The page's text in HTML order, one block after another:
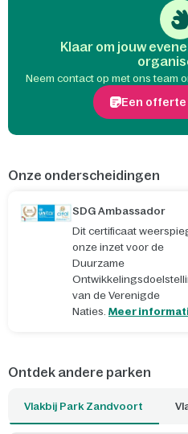
Klaar om jouw
Neem contact op met ons team
Een
Onze onderscheidingen
SDG Ambassador
Dit certificaat
onze inzet voor de
Duurzame
van de Verenigde
Naties. Meer
Ontdek andere parken
Vlakbij Park Zandvoort